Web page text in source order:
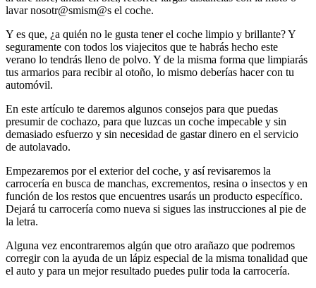
lavar nosotr@smism@s el coche.
Y es que, ¿a quién no le gusta tener el coche limpio y brillante? Y
seguramente con todos los viajecitos que te habrás hecho este
verano lo tendrás lleno de polvo. Y de la misma forma que limpiarás
tus armarios para recibir al otoño, lo mismo deberías hacer con tu
automóvil.
En este artículo te daremos algunos consejos para que puedas
presumir de cochazo, para que luzcas un coche impecable y sin
demasiado esfuerzo y sin necesidad de gastar dinero en el servicio
de autolavado.
Empezaremos por el exterior del coche, y así revisaremos la
carrocería en busca de manchas, excrementos, resina o insectos y en
función de los restos que encuentres usarás un producto específico.
Dejará tu carrocería como nueva si sigues las instrucciones al pie de
la letra.
Alguna vez encontraremos algún que otro arañazo que podremos
corregir con la ayuda de un lápiz especial de la misma tonalidad que
el auto y para un mejor resultado puedes pulir toda la carrocería.